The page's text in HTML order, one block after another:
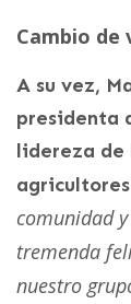
Cambio de
A su vez,
presidenta
lidereza de
comunidad
tremenda
nuestro